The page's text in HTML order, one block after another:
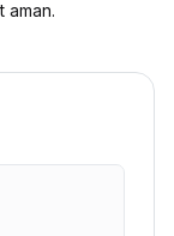
aman.